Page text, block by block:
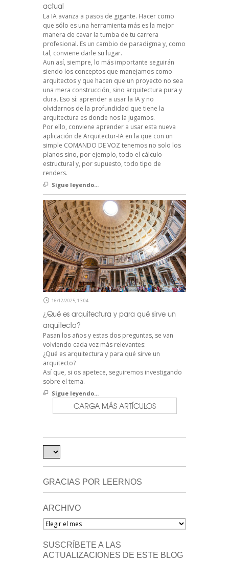
actual
La IA avanza a pasos de gigante. Hacer como
que sólo es una herramienta más es la mejor
manera de cavar la tumba de tu carrera
profesional. Es un cambio de paradigma y, como
tal, conviene darle su lugar.
Aun así, siempre, lo más importante seguirán
siendo los conceptos que manejamos como
arquitectos y que hacen que un proyecto no sea
una mera construcción, sino arquitectura pura y
dura. Eso sí: aprender a usar la IA y no
olvidarnos de la profundidad que tiene la
arquitectura es donde nos la jugamos.
Por ello, conviene aprender a usar esta nueva
aplicación de Arquitectur-IA en la que con un
simple COMANDO DE VOZ tenemos no solo los
planos sino, por ejemplo, todo el cálculo
estructural y, por supuesto, todo tipo de
renders.
Sigue leyendo...
16/12/2025, 13:04
¿Qué es arquitectura y para qué sirve un
arquitecto?
Pasan los años y estas dos preguntas, se van
volviendo cada vez más relevantes:
¿Qué es arquitectura y para qué sirve un
arquitecto?
Así que, si os apetece, seguiremos investigando
sobre el tema.
Sigue leyendo...
CARGA MÁS ARTÍCULOS
GRACIAS POR LEERNOS
ARCHIVO
Archivo
SUSCRÍBETE A LAS
ACTUALIZACIONES DE ESTE BLOG